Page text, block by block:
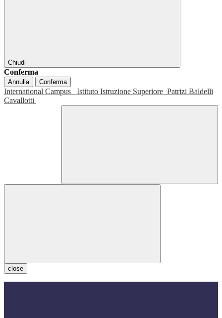
Chiudi
Conferma
Annulla Conferma
International Campus Istituto Istruzione Superiore Patrizi Baldelli
Cavallotti
close